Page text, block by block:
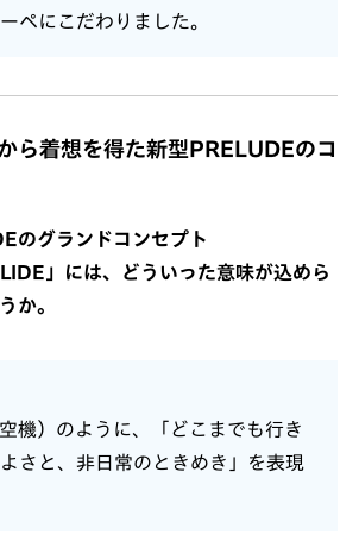
ペにこだわりました。
ら着想を得た新型PRELUDEのコ
のグランドコンセプト
」には、どういった意味が込めら
か。
機）のように、「どこまでも行き
さと、非日常のときめき」を表現